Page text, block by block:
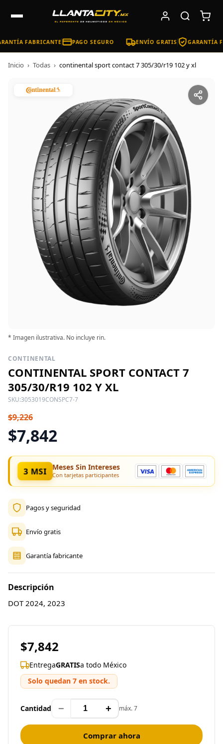
FABRICANTE PAGO SEGURO ENVÍO GRATIS GARANTÍA
Inicio › Todas › continental sport contact 7 305/30/r19 102 y xl
* Imagen ilustrativa. No incluye rin.
CONTINENTAL
CONTINENTAL SPORT CONTACT 7
305/30/R19 102 Y XL
SKU:3053019CONSPC7-7
$9,226
$7,842
3 MSI Meses Sin Intereses
Con tarjetas participantes
Pagos y seguridad
Envío gratis
Garantía fabricante
Descripción
DOT 2024, 2023
$7,842
EntregaGRATISa todo México
Solo quedan 7 en stock.
Cantidad − + máx. 7
Comprar ahora